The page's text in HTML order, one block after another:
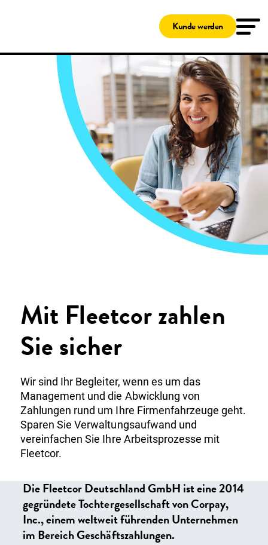
Shell Card – zum Tanken und Laden
Für kleine Unternehmen
Shell Card – zum Tanken und Laden
Service & Wartung
Kunden-Online-Portal
Das Clean Advantage® Programm
Benzinpreise Deutschland
Kunde werden
Mit Fleetcor zahlen
Sie sicher
Wir sind Ihr Begleiter, wenn es um das
Management und die Abwicklung von
Zahlungen rund um Ihre Firmenfahrzeuge geht.
Sparen Sie Verwaltungsaufwand und
vereinfachen Sie Ihre Arbeitsprozesse mit
Fleetcor.
Die Fleetcor Deutschland GmbH ist eine 2014
gegründete Tochtergesellschaft von Corpay,
Inc., einem weltweit führenden Unternehmen
im Bereich Geschäftszahlungen.